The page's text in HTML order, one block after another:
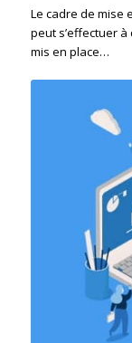
Le cadre de mise
peut s’effectuer
mis en place…